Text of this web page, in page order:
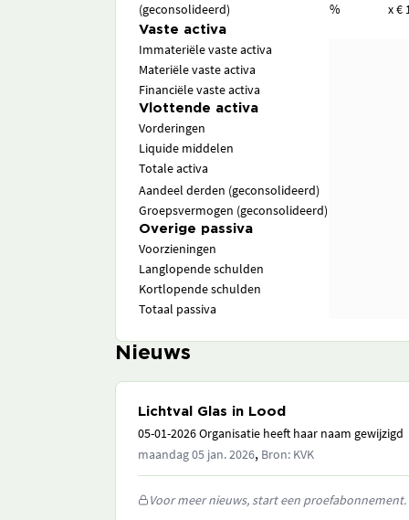
(geconsolideerd) % x €
Vaste activa
Immateriële vaste activa
Materiële vaste activa
Financiële vaste activa
Vlottende activa
Vorderingen
Liquide middelen
Totale activa
Aandeel derden (geconsolideerd)
Groepsvermogen (geconsolideerd)
Overige passiva
Voorzieningen
Langlopende schulden
Kortlopende schulden
Totaal passiva
Nieuws
Lichtval Glas in Lood
05-01-2026 Organisatie heeft haar naam gewijzigd
maandag 05 jan. 2026, Bron: KVK
Voor meer nieuws, start een proefabonnement.